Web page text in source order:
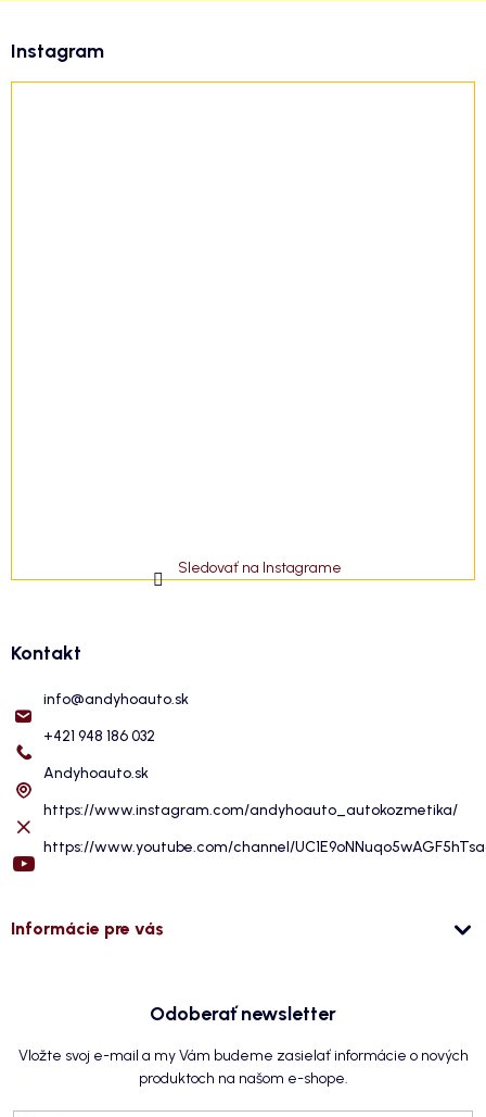
p
ä
Instagram
Sledovať na Instagrame
Kontakt
info@andyhoauto.sk
+421 948 186 032
Andyhoauto.sk
https://www.instagram.com/andyhoauto_autokozmetika/
https://www.youtube.com/channel/
Informácie pre vás
Odoberať newsletter
Vložte svoj e-mail a my Vám budeme zasielať informácie o nových
produktoch na našom e-shope.